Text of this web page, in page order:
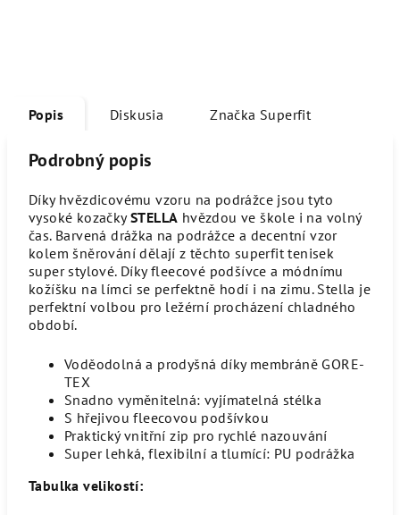
Popis Diskusia Značka Superfit
Podrobný popis
Díky hvězdicovému vzoru na podrážce jsou tyto
vysoké kozačkySTELLA hvězdou ve škole i na volný
čas. Barvená drážka na podrážce a decentní vzor
kolem šněrování dělají z těchto superfit tenisek
super stylové. Díky fleecové podšívce a módnímu
kožíšku na límci se perfektně hodí i na zimu. Stella je
perfektní volbou pro ležérní procházení chladného
období.
Voděodolná a prodyšná díky membráně GORE-
TEX
Snadno vyměnitelná: vyjímatelná stélka
S hřejivou fleecovou podšívkou
Praktický vnitřní zip pro rychlé nazouvání
Super lehká, flexibilní a tlumící: PU podrážka
Tabulka velikostí: